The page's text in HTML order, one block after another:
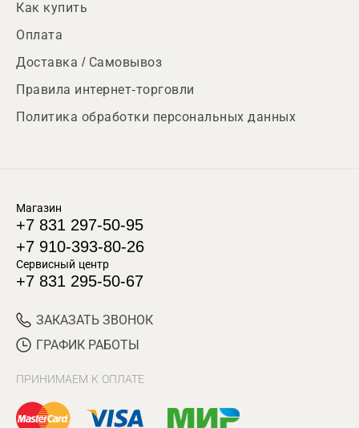
Как купить
Оплата
Доставка / Самовывоз
Правила интернет-торговли
Политика обработки персональных данных
Магазин
+7 831 297-50-95
+7 910-393-80-26
Сервисный центр
+7 831 295-50-67
ЗАКАЗАТЬ ЗВОНОК
ГРАФИК РАБОТЫ
ПРИНИМАЕМ К ОПЛАТЕ